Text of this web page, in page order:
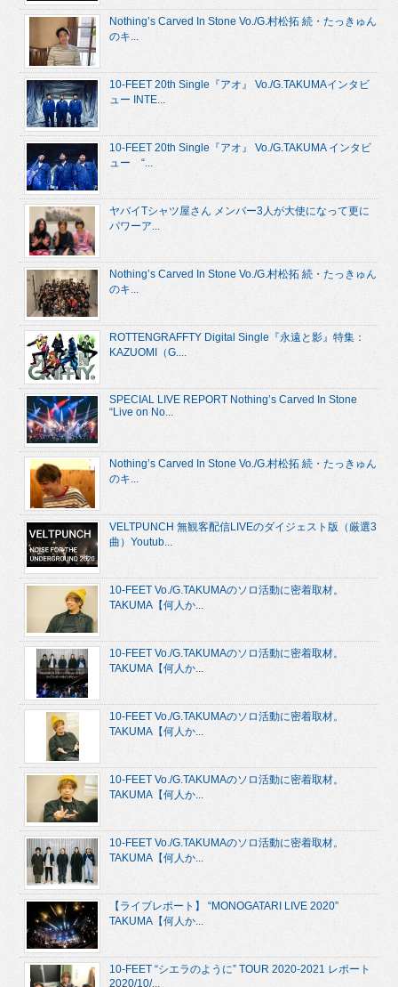
Nothing’s Carved In Stone Vo./G.村松拓 続・たっきゅん
のキ...
10-FEET 20th Single『アオ』 Vo./G.TAKUMAインタビ
ュー INTE...
10-FEET 20th Single『アオ』 Vo./G.TAKUMA インタビ
ュー “...
ヤバイTシャツ屋さん メンバー3人が大使になって更に
パワーア...
Nothing’s Carved In Stone Vo./G.村松拓 続・たっきゅん
のキ...
ROTTENGRAFFTY Digital Single『永遠と影』特集：
KAZUOMI（G....
SPECIAL LIVE REPORT Nothing’s Carved In Stone
“Live on No...
Nothing’s Carved In Stone Vo./G.村松拓 続・たっきゅん
のキ...
VELTPUNCH 無観客配信LIVEのダイジェスト版（厳選3
曲）Youtub...
10-FEET Vo./G.TAKUMAのソロ活動に密着取材。
TAKUMA【何人か...
10-FEET Vo./G.TAKUMAのソロ活動に密着取材。
TAKUMA【何人か...
10-FEET Vo./G.TAKUMAのソロ活動に密着取材。
TAKUMA【何人か...
10-FEET Vo./G.TAKUMAのソロ活動に密着取材。
TAKUMA【何人か...
10-FEET Vo./G.TAKUMAのソロ活動に密着取材。
TAKUMA【何人か...
【ライブレポート】 “MONOGATARI LIVE 2020”
TAKUMA【何人か...
10-FEET “シエラのように” TOUR 2020-2021 レポート
2020/10/...